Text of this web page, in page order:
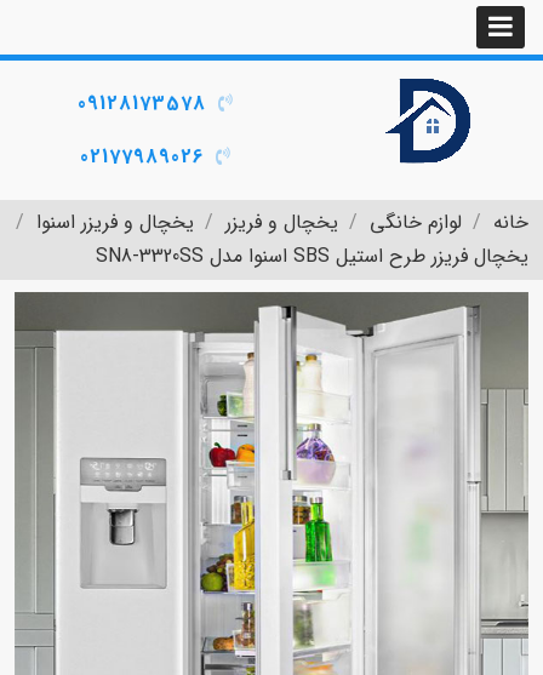
09128173578
02177989026
خانه لوازم خانگی یخچال و فریزر
یخچال و فریزر اسنوا
یخچال فریزر طرح استیل SBS اسنوا مدل SN8-3320SS